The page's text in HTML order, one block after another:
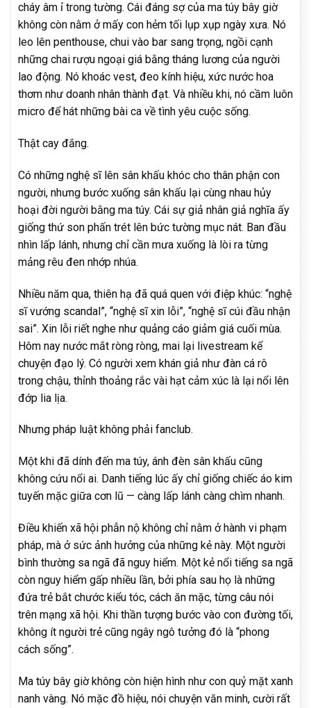
cháy âm ỉ trong tường. Cái đáng sợ của ma túy bây giờ
không còn nằm ở mấy con hẻm tối lụp xụp ngày xưa. Nó
leo lên penthouse, chui vào bar sang trọng, ngồi cạnh
những chai rượu ngoại giá bằng tháng lương của người
lao động. Nó khoác vest, đeo kính hiệu, xức nước hoa
thơm như doanh nhân thành đạt. Và nhiều khi, nó cầm luôn
micro để hát những bài ca về tình yêu cuộc sống.
Thật cay đắng.
Có những nghệ sĩ lên sân khấu khóc cho thân phận con
người, nhưng bước xuống sân khấu lại cùng nhau hủy
hoại đời người bằng ma túy. Cái sự giả nhân giả nghĩa ấy
giống thứ son phấn trét lên bức tường mục nát. Ban đầu
nhìn lấp lánh, nhưng chỉ cần mưa xuống là lòi ra từng
mảng rêu đen nhớp nhúa.
Nhiều năm qua, thiên hạ đã quá quen với điệp khúc: “nghệ
sĩ vướng scandal”, “nghệ sĩ xin lỗi”, “nghệ sĩ cúi đầu nhận
sai”. Xin lỗi riết nghe như quảng cáo giảm giá cuối mùa.
Hôm nay nước mắt ròng ròng, mai lại livestream kể
chuyện đạo lý. Có người xem khán giả như đàn cá rô
trong chậu, thỉnh thoảng rắc vài hạt cảm xúc là lại nổi lên
đớp lia lịa.
Nhưng pháp luật không phải fanclub.
Một khi đã dính đến ma túy, ánh đèn sân khấu cũng
không cứu nổi ai. Danh tiếng lúc ấy chỉ giống chiếc áo kim
tuyến mặc giữa cơn lũ — càng lấp lánh càng chìm nhanh.
Điều khiến xã hội phẫn nộ không chỉ nằm ở hành vi phạm
pháp, mà ở sức ảnh hưởng của những kẻ này. Một người
bình thường sa ngã đã nguy hiểm. Một kẻ nổi tiếng sa ngã
còn nguy hiểm gấp nhiều lần, bởi phía sau họ là những
đứa trẻ bắt chước kiểu tóc, cách ăn mặc, từng câu nói
trên mạng xã hội. Khi thần tượng bước vào con đường tối,
không ít người trẻ cũng ngây ngô tưởng đó là “phong
cách sống”.
Ma túy bây giờ không còn hiện hình như con quỷ mặt xanh
nanh vàng. Nó mặc đồ hiệu, nói chuyện văn minh, cười rất